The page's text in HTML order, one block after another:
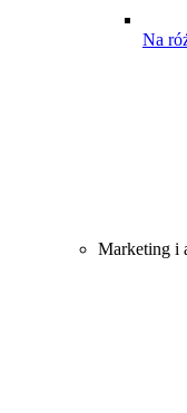
Na
Marketing i